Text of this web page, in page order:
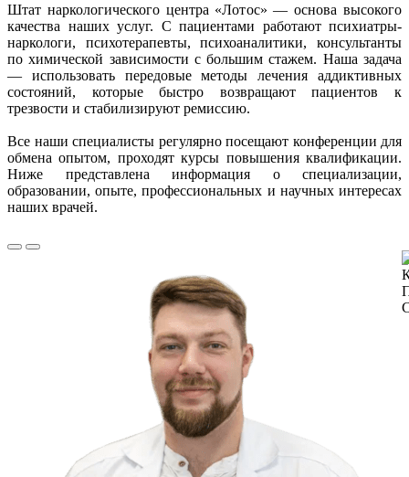
Штат наркологического центра «Лотос» — основа высокого
качества наших услуг. С пациентами работают психиатры-
наркологи, психотерапевты, психоаналитики, консультанты
по химической зависимости с большим стажем. Наша задача
— использовать передовые методы лечения аддиктивных
состояний, которые быстро возвращают пациентов к
трезвости и стабилизируют ремиссию.
Все наши специалисты регулярно посещают конференции для
обмена опытом, проходят курсы повышения квалификации.
Ниже представлена информация о специализации,
образовании, опыте, профессиональных и научных интересах
наших врачей.